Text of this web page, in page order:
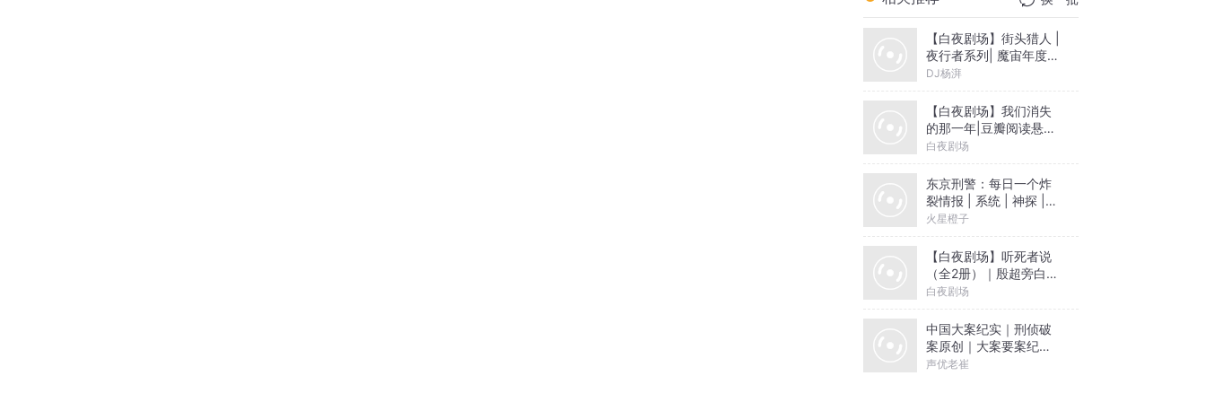
【白夜剧场】街头猎人 |
夜行者系列| 魔宙年度罪
案故事 | 全新调查手记 |
DJ杨湃
【白夜剧场】我们消失
的那一年|豆瓣阅读悬疑
年榜作品
白夜剧场
东京刑警：每日一个炸
裂情报 | 系统 | 神探 |
逆袭 | 多人有声剧
火星橙子
【白夜剧场】听死者说
（全2册）｜殷超旁白｜
硬核法医刑侦｜高智商
｜刑侦推理｜法医秦明
重磅推荐
白夜剧场
中国大案纪实｜刑侦破
案原创｜大案要案纪实
录
声优老崔